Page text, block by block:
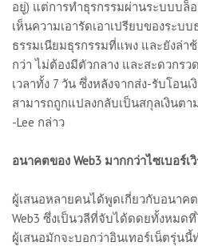
อยู่) แต่การทำธุรกรรมผ่านระบบบล็
เห็นความเอารัดเอาเปรียบของระบ
ธรรมเนียมธุรกรรมที่แพง และยังล่
กว่า ไม่ต้องมีตัวกลาง และสะดวกร
เวลาทั้ง 7 วัน ซึ่งหลังจากส่ง-รับโอน
สามารถถูกแปลงกลับเป็นสกุลเงินตา
-Lee กล่าว
อนาคตของ Web3 มากกว่าไซเบอร์เ
ผู้เสนอหลายคนได้พูดเกี่ยวกับอนาค
Web3 ซึ่งเป็นวลีที่จับได้ดดยทั้งหมด
ผู้เสนอมักจะบอกว่าอินเทอร์เน็ตรุ่นนี้